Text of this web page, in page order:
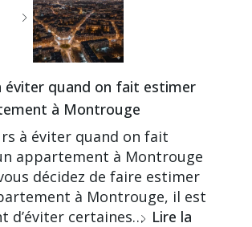
éviter quand on fait estimer
à Montrouge
à éviter quand on fait
appartement à Montrouge
décidez de faire estimer
à Montrouge, il est
d’éviter certaines… Lire la